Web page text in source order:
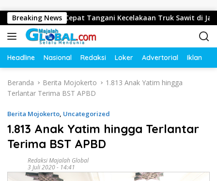
Breaking News
Gerak Cepat Tangani Kecelakaan Truk Sawit di Jalur
Headline Nasional Redaksi Loker Advertorial Iklan
Beranda Berita Mojokerto
1.813 Anak Yatim hingga
Terlantar Terima BST APBD
Berita Mojokerto, Uncategorized
1.813 Anak Yatim hingga Terlantar
Terima BST APBD
Redaksi Majalah Global
3 Juli 2020 - 14:41